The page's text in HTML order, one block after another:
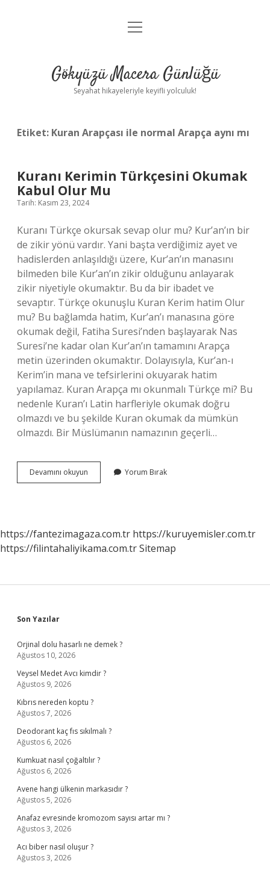
Anasayfa
Yasal Uyarı
menüyü
Gökyüzü Macera Günlüğü
Seyahat hikayeleriyle keyifli yolculuk!
Etiket: Kuran Arapçası ile normal Arapça aynı mı
Kuranı Kerimin Türkçesini Okumak
Kabul Olur Mu
Tarih: Kasım 23, 2024
Kuranı Türkçe okursak sevap olur mu? Kur’an’ın bir
de zikir yönü vardır. Yani başta verdiğimiz ayet ve
hadislerden anlaşıldığı üzere, Kur’an’ın manasını
bilmeden bile Kur’an’ın zikir olduğunu anlayarak
zikir niyetiyle okumaktır. Bu da bir ibadet ve
sevaptır. Türkçe okunuşlu Kuran Kerim hatim Olur
mu? Bu bağlamda hatim, Kur’an’ı manasına göre
okumak değil, Fatiha Suresi’nden başlayarak Nas
Suresi’ne kadar olan Kur’an’ın tamamını Arapça
metin üzerinden okumaktır. Dolayısıyla, Kur’an-ı
Kerim’in mana ve tefsirlerini okuyarak hatim
yapılamaz. Kuran Arapça mı okunmalı Türkçe mi? Bu
nedenle Kuran’ı Latin harfleriyle okumak doğru
olmazdı ve bu şekilde Kuran okumak da mümkün
olmazdı. Bir Müslümanın namazının geçerli…
Devamını okuyun
Kerimin
Mu
Yorum Bırak
https://fantezimagaza.com.tr https://kuruyemisler.com.tr
https://filintahaliyikama.com.trSitemap
Sidebar
Son Yazılar
Orjinal dolu hasarlı ne demek ?
Ağustos 10, 2026
Veysel Medet Avcı kimdir ?
Ağustos 9, 2026
Kıbrıs nereden koptu ?
Ağustos 7, 2026
Deodorant kaç fıs sıkılmalı ?
Ağustos 6, 2026
Kumkuat nasıl çoğaltılır ?
Ağustos 6, 2026
Avene hangi ülkenin markasıdır ?
Ağustos 5, 2026
Anafaz evresinde kromozom sayısı artar mı ?
Ağustos 3, 2026
Acı biber nasıl oluşur ?
Ağustos 3, 2026